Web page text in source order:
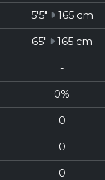
5'5" 165 cm
65" 165 cm
-
0%
0
0
0